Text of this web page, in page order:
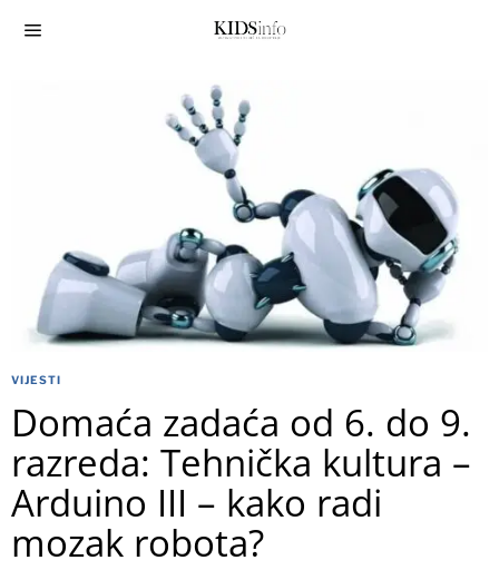
VIJESTI
Domaća zadaća od 6. do 9.
razreda: Tehnička kultura –
Arduino III – kako radi
mozak robota?